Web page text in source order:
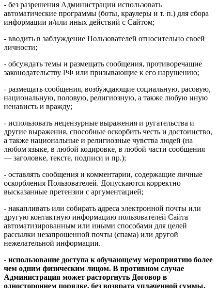
- без разрешения Администрации использовать
автоматические программы (боты, краулеры и т. п.) для сбора
информации и/или иных действий с Сайтом;
- вводить в заблуждение Пользователей относительно своей
личности;
- обсуждать темы и размещать сообщения, противоречащие
законодательству РФ или призывающие к его нарушению;
- размещать сообщения, возбуждающие социальную, расовую,
национальную, половую, религиозную, а также любую иную
ненависть и вражду;
- использовать нецензурные выражения и ругательства и
другие выражения, способные оскорбить честь и достоинство,
а также национальные и религиозные чувства людей (на
любом языке, в любой кодировке, в любой части сообщения
— заголовке, тексте, подписи и пр.);
- оставлять сообщения и комментарии, содержащие личные
оскорбления Пользователей. Допускаются корректно
высказанные претензии с аргументацией;
- накапливать или собирать адреса электронной почты или
другую контактную информацию пользователей Сайта
автоматизированным или иными способами для целей
рассылки незапрошенной почты (спама) или другой
нежелательной информации.
- использование доступа к обучающему мероприятию более
чем одним физическим лицом. В противном случае
Администрация может расторгнуть Договор в
одностороннем порядке, без возврата уплаченной суммы.